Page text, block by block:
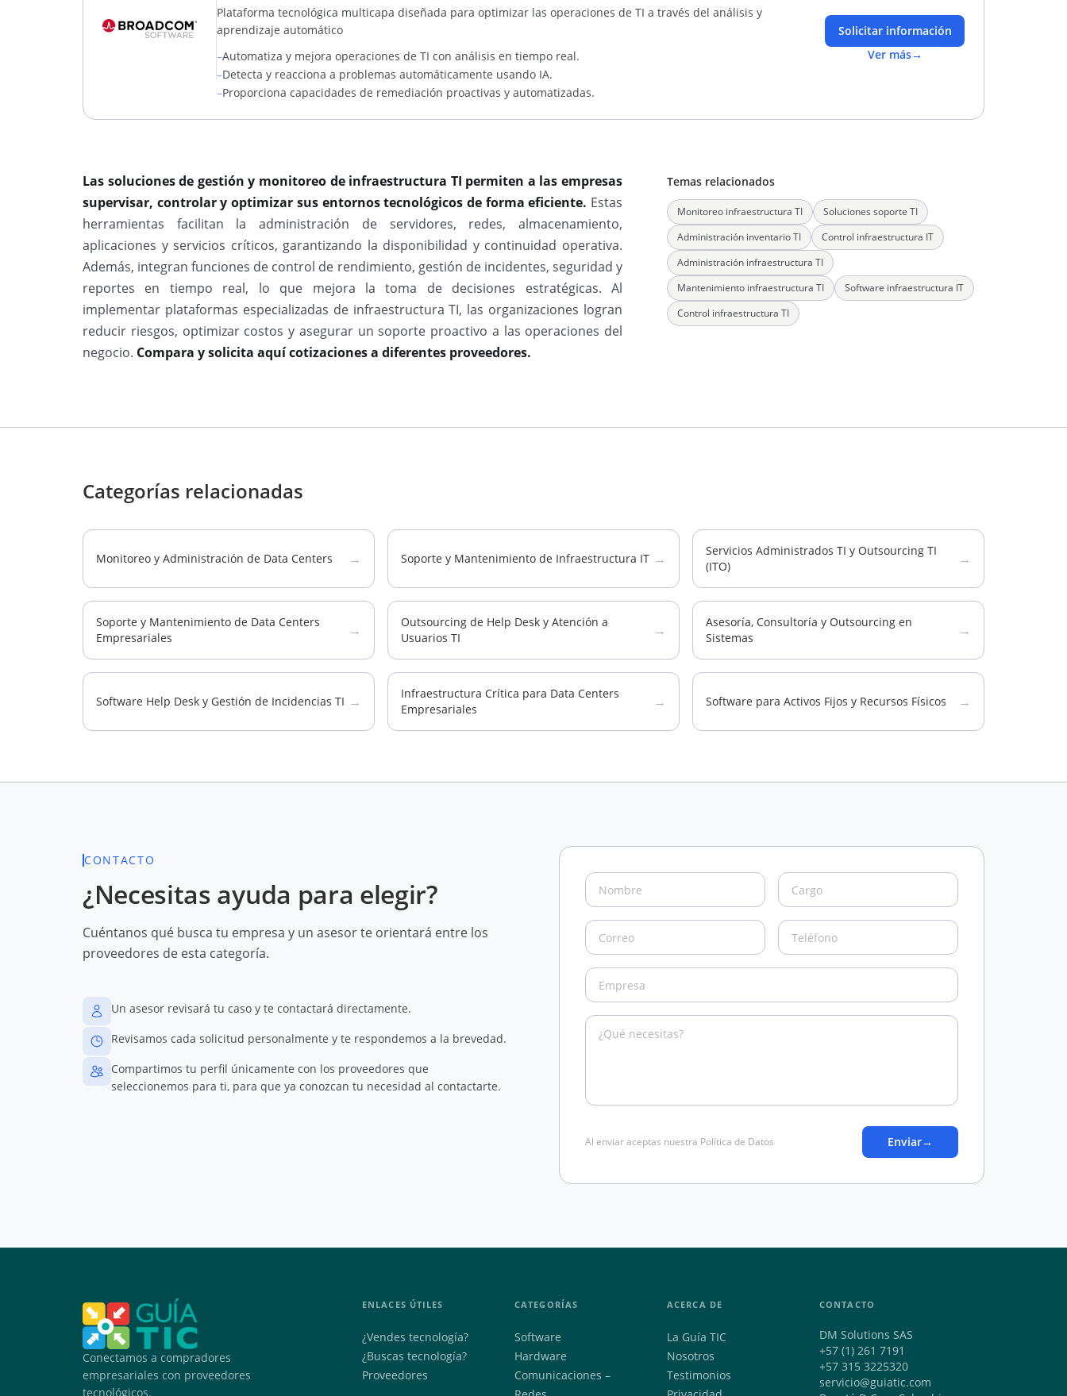
Plataforma tecnológica multicapa diseñada para optimizar las operaciones de TI a través del análisis y
aprendizaje automático
–Automatiza y mejora operaciones de TI con análisis en tiempo real.
–Detecta y reacciona a problemas automáticamente usando IA.
–Proporciona capacidades de remediación proactivas y automatizadas.
Solicitar información
Ver más→
Las soluciones de gestión y monitoreo de infraestructura TI permiten a las empresas
supervisar, controlar y optimizar sus entornos tecnológicos de forma eficiente. Estas
herramientas facilitan la administración de servidores, redes, almacenamiento,
aplicaciones y servicios críticos, garantizando la disponibilidad y continuidad operativa.
Además, integran funciones de control de rendimiento, gestión de incidentes, seguridad y
reportes en tiempo real, lo que mejora la toma de decisiones estratégicas. Al
implementar plataformas especializadas de infraestructura TI, las organizaciones logran
reducir riesgos, optimizar costos y asegurar un soporte proactivo a las operaciones del
negocio. Compara y solicita aquí cotizaciones a diferentes proveedores.
Temas relacionados
Monitoreo infraestructura TI
Soluciones soporte TI
Administración inventario TI
Control infraestructura IT
Administración infraestructura TI
Mantenimiento infraestructura TI
Software infraestructura IT
Control infraestructura TI
Categorías relacionadas
Monitoreo y Administración de Data Centers → Soporte y Mantenimiento de Infraestructura IT →
Servicios Administrados TI y Outsourcing TI
(ITO)
→
Soporte y Mantenimiento de Data Centers
Empresariales
→
Outsourcing de Help Desk y Atención a
Usuarios TI
→
Asesoría, Consultoría y Outsourcing en
Sistemas
→
Software Help Desk y Gestión de Incidencias TI →
Infraestructura Crítica para Data Centers
Empresariales
→ Software para Activos Fijos y Recursos Físicos →
CONTACTO
¿Necesitas ayuda para elegir?
Cuéntanos qué busca tu empresa y un asesor te orientará entre los
proveedores de esta categoría.
Un asesor revisará tu caso y te contactará directamente.
Revisamos cada solicitud personalmente y te respondemos a la brevedad.
Compartimos tu perfil únicamente con los proveedores que
seleccionemos para ti, para que ya conozcan tu necesidad al contactarte.
Al enviar aceptas nuestra Política de Datos Enviar→
Conectamos a compradores
empresariales con proveedores
tecnológicos.
ENLACES ÚTILES
¿Vendes tecnología?
¿Buscas tecnología?
Proveedores
CATEGORÍAS
Software
Hardware
Comunicaciones –
ACERCA DE
La Guía TIC
Nosotros
Testimonios
CONTACTO
DM Solutions SAS
+57 (1) 261 7191
+57 315 3225320
servicio@guiatic.com